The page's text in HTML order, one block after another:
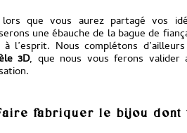
lors que vous aurez partagé vos
une ébauche de la bague de
à l’esprit. Nous complétons
3D, que nous vous ferons valider
fabriquer le bijou dont